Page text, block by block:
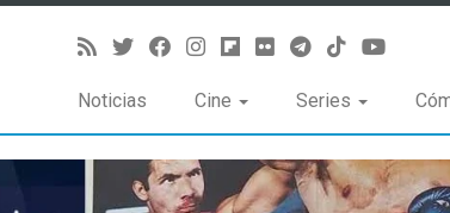
Noticias Cine Series